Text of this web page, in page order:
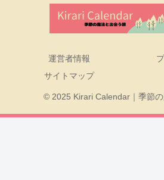
運営者情報
サイトマップ
© 2025 Kirari Calendar｜季節の